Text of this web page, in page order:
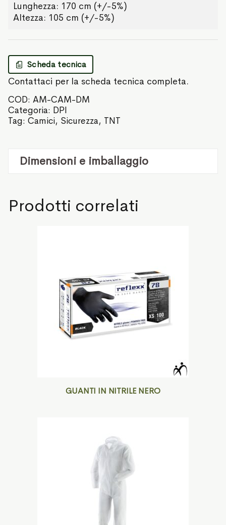
Lunghezza: 170 cm (+/-5%)
Altezza: 105 cm (+/-5%)
Scheda tecnica
Contattaci per la scheda tecnica completa.
COD: AM-CAM-DM
Categoria: DPI
Tag: Camici, Sicurezza, TNT
Dimensioni e imballaggio
Prodotti correlati
GUANTI IN NITRILE NERO